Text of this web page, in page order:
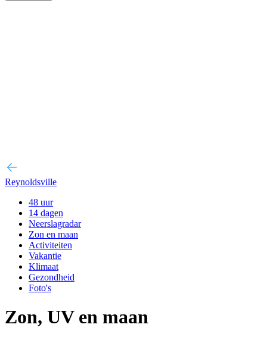
Reynoldsville
48 uur
14 dagen
Neerslagradar
Zon en maan
Activiteiten
Vakantie
Klimaat
Gezondheid
Foto's
Zon, UV en maan